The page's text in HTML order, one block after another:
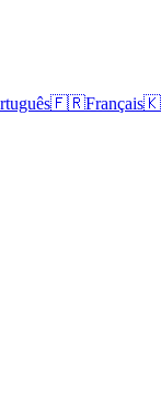
🇫🇷Français